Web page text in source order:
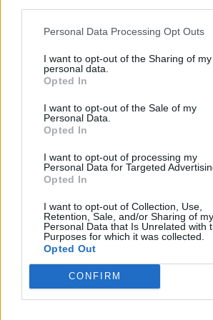
Personal Data Processing Opt Outs
I want to opt-out of the Sharing of my
personal data.
Opted In
I want to opt-out of the Sale of my
Personal Data.
Opted In
I want to opt-out of processing my
Personal Data for Targeted
Opted In
I want to opt-out of Collection, Use,
Retention, Sale, and/or Sharing of my
Personal Data that Is Unrelated with
Purposes for which it was collected.
Opted Out
CONFIRM
Lexmark Return Program
Informacja o
Lexmark CS748de
Informacje